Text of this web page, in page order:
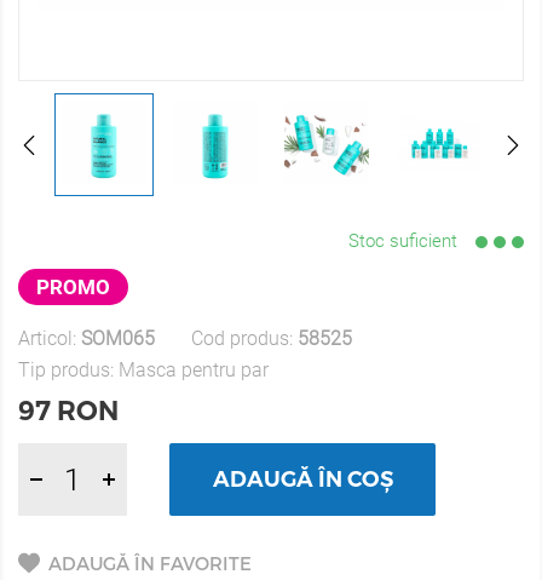
Stoc suficient
PROMO
Articol: SOM065 Cod produs: 58525
Tip produs: Masca pentru par
97 RON
ADAUGĂ ÎN COȘ
ADAUGĂ ÎN FAVORITE